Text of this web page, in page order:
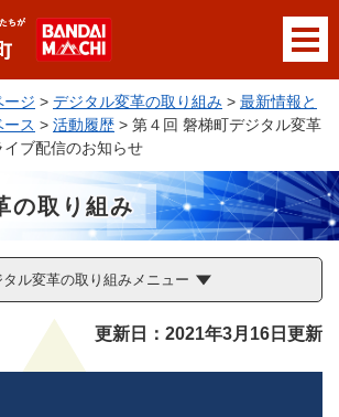
メニューを飛ばして本文へ
ージ > デジタル変革の取り組み > 最新情報と
ス > 活動履歴 > 第４回 磐梯町デジタル変革
イブ配信のお知らせ
の取り組み
タル変革の取り組みメニュー
更新日：2021年3月16日更新